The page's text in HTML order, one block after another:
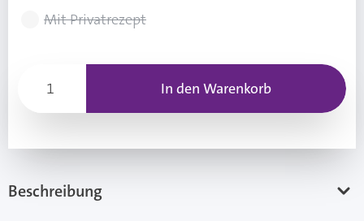
Mit Privatrezept
In den Warenkorb
Beschreibung